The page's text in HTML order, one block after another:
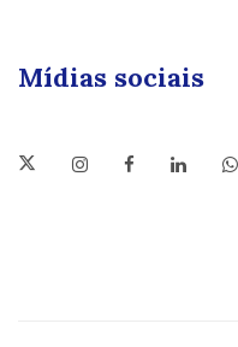
Mídias sociais